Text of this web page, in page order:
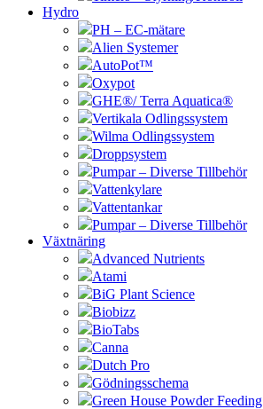
Hydro
PH – EC-mätare
Alien Systemer
AutoPot™
Oxypot
GHE®/ Terra Aquatica®
Vertikala Odlingssystem
Wilma Odlingssystem
Droppsystem
Pumpar – Diverse Tillbehör
Vattenkylare
Vattentankar
Pumpar – Diverse Tillbehör
Växtnäring
Advanced Nutrients
Atami
BiG Plant Science
Biobizz
BioTabs
Canna
Dutch Pro
Gödningsschema
Green House Powder Feeding